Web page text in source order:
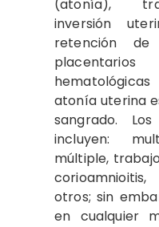
(atonía),
inversión
retención de
atonía uterina
sangrado.
incluyen:
múltiple,
otros; sin
en cualquier